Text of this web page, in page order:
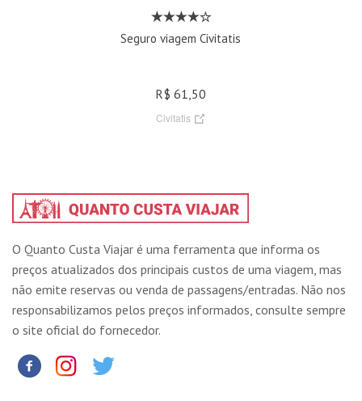
Seguro viagem Civitatis
R$ 61,50
Civitatis
O Quanto Custa Viajar é uma ferramenta que informa os
preços atualizados dos principais custos de uma viagem, mas
não emite reservas ou venda de passagens/entradas. Não nos
responsabilizamos pelos preços informados, consulte sempre
o site oficial do fornecedor.